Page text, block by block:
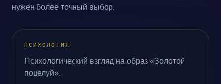
нужен более точный выбор.
ПСИХОЛОГИЯ
Психологический взгляд на образ «Золотой
поцелуй».